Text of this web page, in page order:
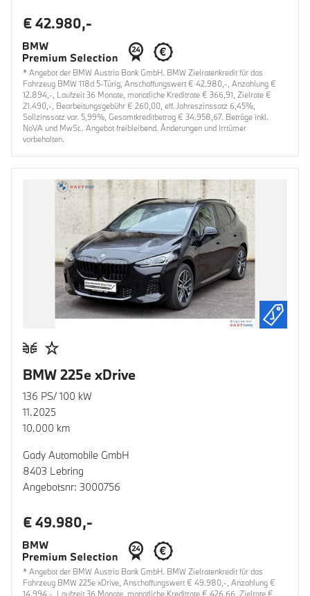
€ 42.980,-
* Angebot der BMW Austria Bank GmbH. BMW Zielratenkredit für das
Fahrzeug BMW 118d 5-Türig, Anschaffungswert € 42.980,-, Anzahlung €
12.894,-, Laufzeit 36 Monate, monatliche Kreditrate € 366,91, Zielrate €
21.490,-, Bearbeitungsgebühr € 260,00, eff. Jahreszinssatz 6,45%,
Sollzinssatz var. 5,99%, Gesamtkreditbetrag € 34.958,67. Beträge inkl.
NoVA und MwSt.. Angebot freibleibend. Änderungen und Irrtümer
vorbehalten.
BMW 225e xDrive
136 PS/ 100 kW
11.2025
10.000 km
Gady Automobile GmbH
8403 Lebring
Angebotsnr: 3000756
€ 49.980,-
* Angebot der BMW Austria Bank GmbH. BMW Zielratenkredit für das
Fahrzeug BMW 225e xDrive, Anschaffungswert € 49.980,-, Anzahlung €
14.994,-, Laufzeit 36 Monate, monatliche Kreditrate € 426,66, Zielrate €